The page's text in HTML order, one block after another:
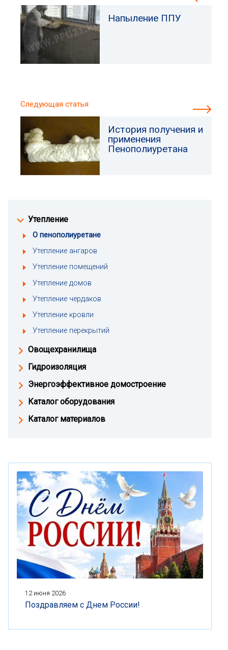
Утепление
О пенополиуретане
Утепление ангаров
Утепление помещений
Утепление домов
Утепление чердаков
Утепление кровли
Утепление перекрытий
Овощехранилища
Гидроизоляция
Энергоэффективное домостроение
Каталог оборудования
Каталог материалов
12 июня 2026
Поздравляем с Днем России!
Напыление ППУ
Следующая статья
История получения и
применения
Пенополиуретана